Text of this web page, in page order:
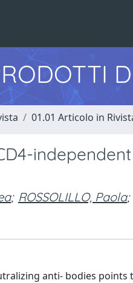
01.01 Articolo in
; ROSSOLILLO, Paola;
anti- bodies